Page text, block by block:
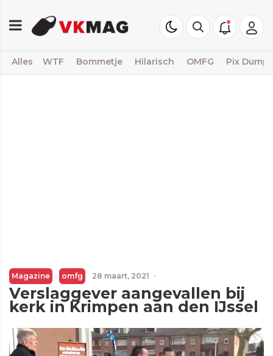
Alles WTF Bommetje Hilarisch OMFG Pix Dump
Magazine omfg 28 maart, 2021 ·
Verslaggever aangevallen bij
kerk in Krimpen aan den IJssel